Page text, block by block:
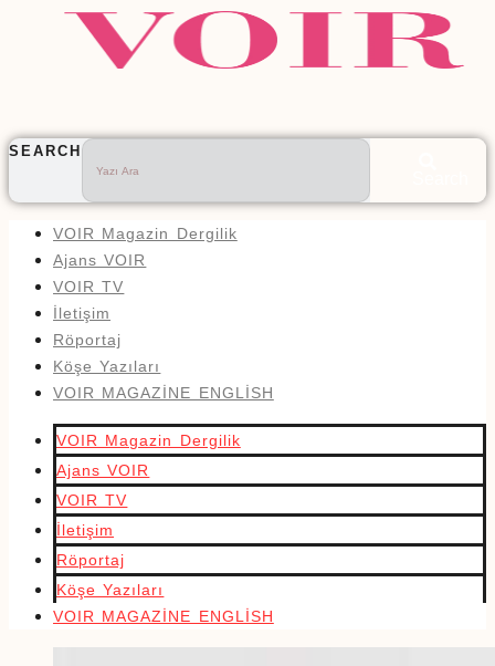
SEARCH
VOIR Magazin Dergilik
Ajans VOIR
VOIR TV
İletişim
Röportaj
Köşe Yazıları
VOIR MAGAZİNE ENGLİSH
VOIR Magazin Dergilik
Ajans VOIR
VOIR TV
İletişim
Röportaj
Köşe Yazıları
VOIR MAGAZİNE ENGLİSH